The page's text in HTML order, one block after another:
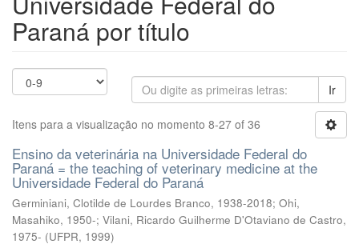
Paraná por título
Ir
Itens para a visualização no momento 8-27 of 36
Ensino da veterinária na Universidade Federal do
Paraná = the teaching of veterinary medicine at the
Universidade Federal do Paraná
Germiniani, Clotilde de Lourdes Branco, 1938-2018; Ohi,
Masahiko, 1950-; Vilani, Ricardo Guilherme D'Otaviano de Castro,
1975- (UFPR, 1999)